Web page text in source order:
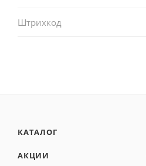
Штрихкод
КАТАЛОГ
АКЦИИ